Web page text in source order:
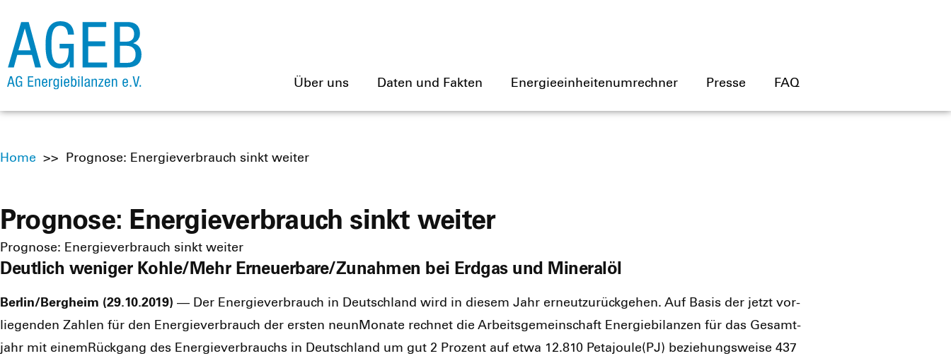
Über uns Daten und Fakten Energieeinheitenumrechner Presse FAQ
Home >> Prognose: Energieverbrauch sinkt weiter
Prognose: Energieverbrauch sinkt weiter
Prognose: Energieverbrauch sinkt weiter
Deutlich weniger Kohle/Mehr Erneuerbare/Zunahmen bei Erdgas und Mineralöl
Berlin/Bergheim (29.10.2019) — Der Ener­gie­ver­brauch in Deutsch­land wird in die­sem Jahr erneu­tzu­rück­ge­hen. Auf Basis der jetzt vor­
lie­gen­den Zah­len für den Ener­gie­ver­brauch der ers­ten neun­Mo­na­te rech­net die Arbeits­ge­mein­schaft Ener­gie­bi­lan­zen für das Gesamt­
jahr mit einem­Rück­gang des Ener­gie­ver­brauchs in Deutsch­land um gut 2 Pro­zent auf etwa 12.810 Petajoule(PJ) bezie­hungs­wei­se 437